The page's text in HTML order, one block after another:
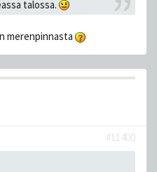
talossa.
merenpinnasta
#11400